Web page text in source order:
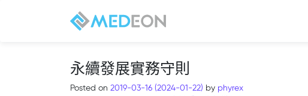
永續發展實務守則
Posted on 2019-03-16 (2024-01-22) by phyrex